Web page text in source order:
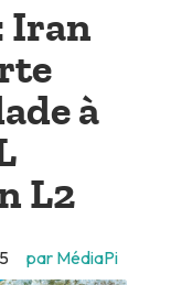
Iran
à
L2
par MédiaPi